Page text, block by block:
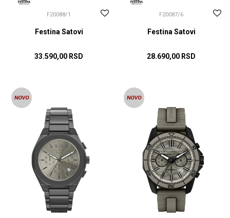
F20088/1
Festina Satovi
33.590,00 RSD
F20087/6
Festina Satovi
28.690,00 RSD